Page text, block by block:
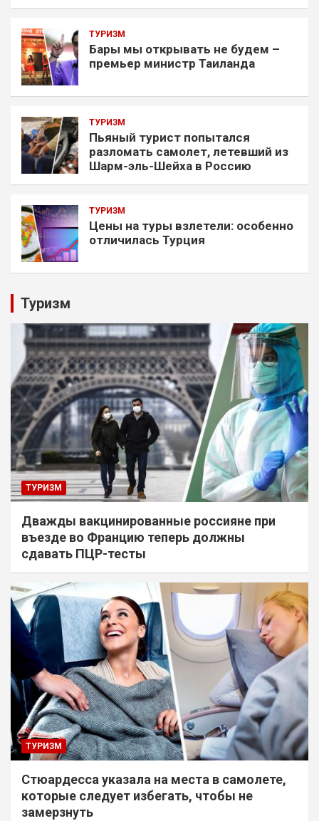
ТУРИЗМ
Бары мы открывать не будем –
премьер министр Таиланда
ТУРИЗМ
Пьяный турист попытался
разломать самолет, летевший из
Шарм-эль-Шейха в Россию
ТУРИЗМ
Цены на туры взлетели: особенно
отличилась Турция
Туризм
ТУРИЗМ
Дважды вакцинированные россияне при
въезде во Францию теперь должны
сдавать ПЦР-тесты
ТУРИЗМ
Стюардесса указала на места в самолете,
которые следует избегать, чтобы не
замерзнуть